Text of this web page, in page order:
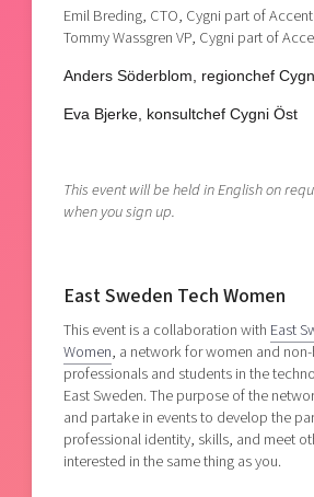
Emil Breding, CTO, Cygni part of
Tommy Wassgren VP, Cygni part of
Anders Söderblom, regionchef
Eva Bjerke, konsultchef Cygni Öst
This event will be held in English on
when you sign up.
East Sweden Tech Women
This event is a collaboration with East
Women, a network for women and
professionals and students in the
East Sweden. The purpose of the
and partake in events to develop the
professional identity, skills, and meet
interested in the same thing as you.